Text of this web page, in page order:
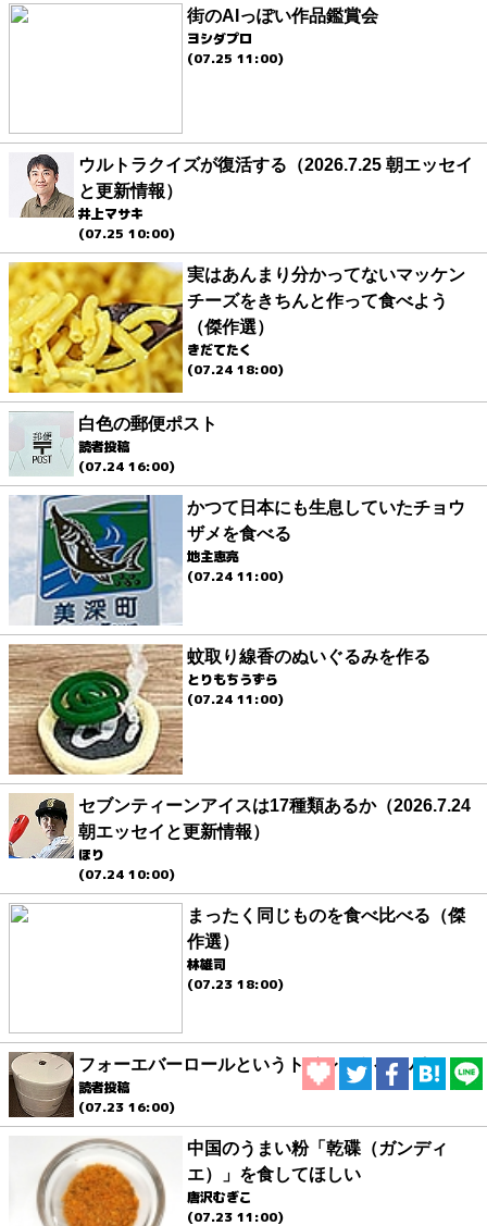
街のAIっぽい作品鑑賞会
ヨシダプロ
(07.25 11:00)
ウルトラクイズが復活する（2026.7.25 朝エッセイ
と更新情報）
井上マサキ
(07.25 10:00)
実はあんまり分かってないマッケン
チーズをきちんと作って食べよう
（傑作選）
きだてたく
(07.24 18:00)
白色の郵便ポスト
読者投稿
(07.24 16:00)
かつて日本にも生息していたチョウ
ザメを食べる
地主恵亮
(07.24 11:00)
蚊取り線香のぬいぐるみを作る
とりもちうずら
(07.24 11:00)
セブンティーンアイスは17種類あるか（2026.7.24
朝エッセイと更新情報）
ほり
(07.24 10:00)
まったく同じものを食べ比べる（傑
作選）
林雄司
(07.23 18:00)
フォーエバーロールというトイレットペーパー
読者投稿
(07.23 16:00)
中国のうまい粉「乾碟（ガンディ
エ）」を食してほしい
唐沢むぎこ
(07.23 11:00)